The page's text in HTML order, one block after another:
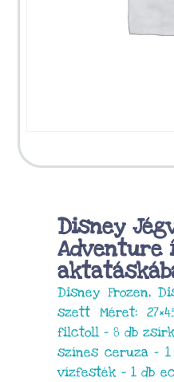
Disney
Disney Frozen,
szett Méret:
filctoll – 8 db
színes ceruza –
vízfesték – 1 db